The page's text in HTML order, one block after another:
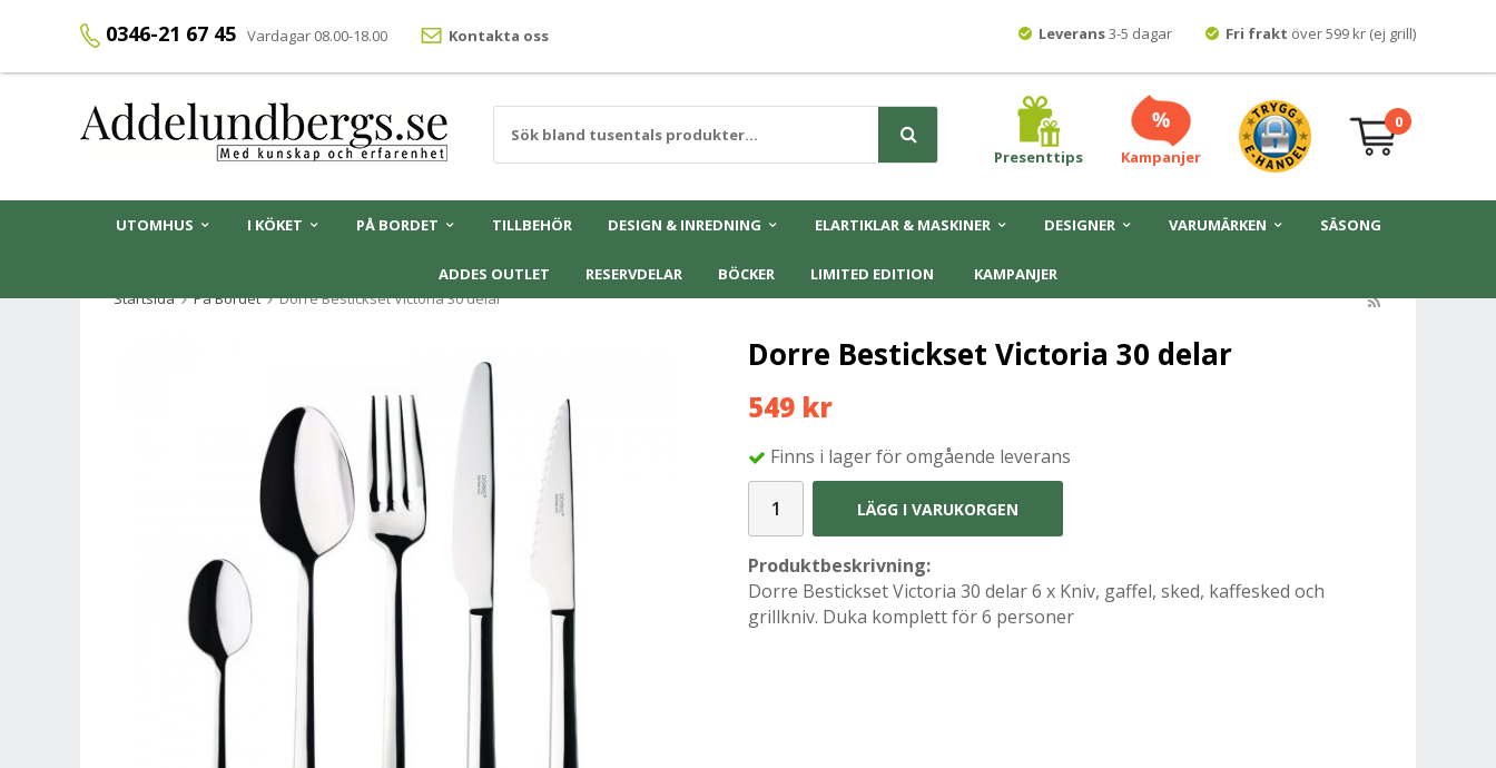
0346-21 67 45 Vardagar 08.00-18.00 Kontakta oss Leverans3-5 dagar Fri frakt över 599 kr (ej grill)
Presenttips Kampanjer
0
UTOMHUS I KÖKET PÅ BORDET TILLBEHÖR DESIGN & INREDNING ELARTIKLAR & MASKINER DESIGNER VARUMÄRKEN SÄSONG
ADDES OUTLET RESERVDELAR BÖCKER LIMITED EDITION
KAMPANJER
Startsida
På Bordet Dorre Bestickset Victoria 30 delar
Dorre Bestickset Victoria 30 delar
549 kr
Finns i lager för omgående leverans
LÄGG I VARUKORGEN
Produktbeskrivning:
Dorre Bestickset Victoria 30 delar 6 x Kniv, gaffel, sked, kaffesked och
grillkniv. Duka komplett för 6 personer